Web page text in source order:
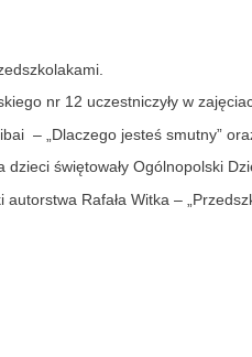
nr 12 uczestniczyły w
– „Dlaczego jesteś smutny”
świętowały Ogólnopolski
autorstwa Rafała Witka –